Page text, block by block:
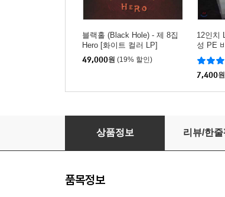
블랙홀 (Black Hole) - 제 8집
Hero [화이트 컬러 LP]
49,000원 (19% 할인)
12인치
성 PE
7,400원
Japanese Breakfast (재패니즈 브
상품정보 리뷰/한줄
품목정보